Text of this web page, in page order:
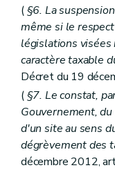
( §6. La
même si le
législations visées
caractère taxable
Décret du 19
( §7. Le constat,
Gouvernement,
d'un site au sens
dégrèvement des
décembre 2012,